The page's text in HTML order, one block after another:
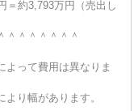
＝約3,793万円（売出し
＾＾＾＾＾＾＾
って費用は異なりま
り幅があります。